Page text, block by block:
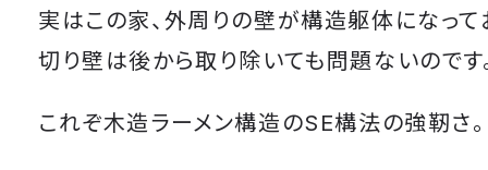
実はこの家、外周りの壁が構造躯体になって
切り壁は後から取り除いても問題ないのです
これぞ木造ラーメン構造のSE構法の強靭さ。